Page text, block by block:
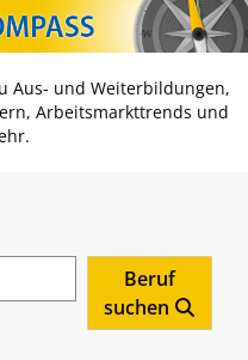
Zum Inhalt springen
Zum Navmenü springen
Zur Suche springen
Zur Footer springen
Aus- und Weiterbildungen,
Arbeitsmarkttrends und
Beruf
suchen